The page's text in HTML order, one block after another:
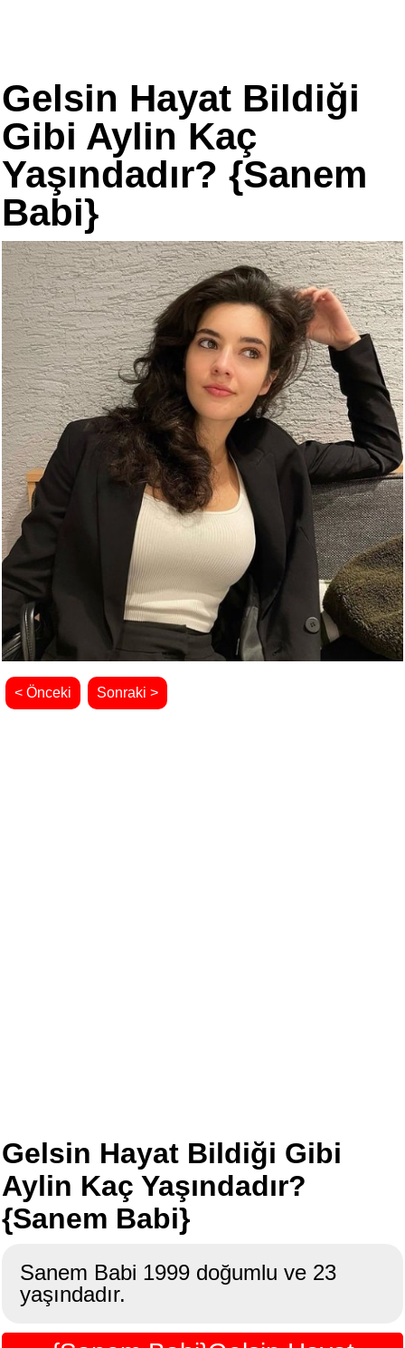
Gelsin Hayat Bildiği
Gibi Aylin Kaç
Yaşındadır? {Sanem
Babi}
< Önceki Sonraki >
Gelsin Hayat Bildiği Gibi
Aylin Kaç Yaşındadır?
{Sanem Babi}
Sanem Babi 1999 doğumlu ve 23
yaşındadır.